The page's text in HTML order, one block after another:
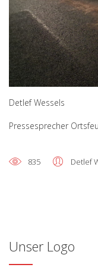
Detlef Wessels
Pressesprecher
835 Detlef
Unser Logo